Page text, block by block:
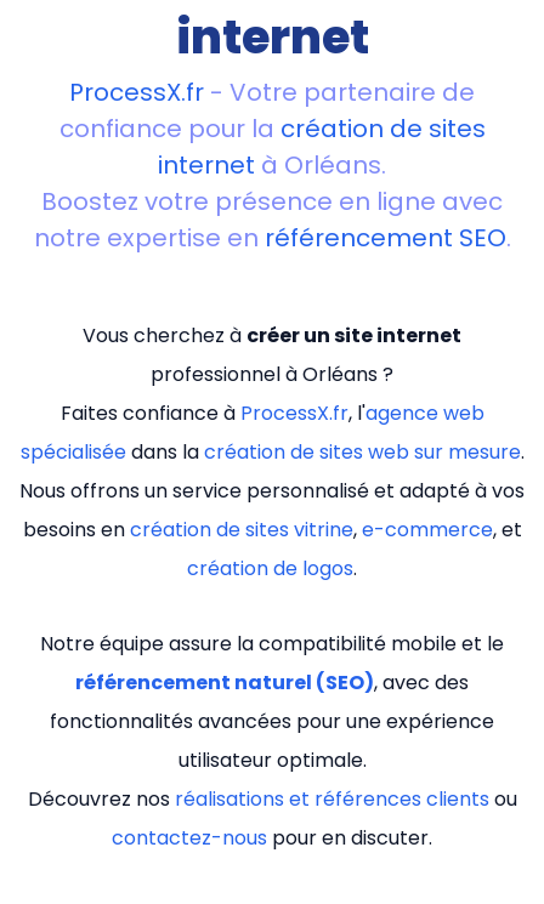
internet
ProcessX.fr - Votre partenaire de
confiance pour la création de sites
internet à Orléans.
Boostez votre présence en ligne avec
notre expertise en référencement SEO.
Vous cherchez à créer un site internet
professionnel à Orléans ?
Faites confiance à ProcessX.fr, l'agence web
spécialiséedans lacréation de sites web sur mesure.
Nous offrons un service personnalisé et adapté à vos
besoins encréation de sites vitrine,e-commerce, et
création de logos.
Notre équipe assure la compatibilité mobile et le
référencement naturel (SEO), avec des
fonctionnalités avancées pour une expérience
utilisateur optimale.
Découvrez nos réalisations et références clients ou
contactez-nous pour en discuter.